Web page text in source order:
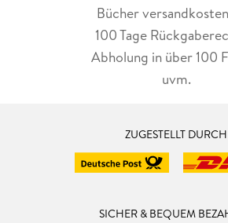
Bücher
100 Tage
Abholung in über 100
uvm.
ZUGESTELLT DURCH
SICHER & BEQUEM